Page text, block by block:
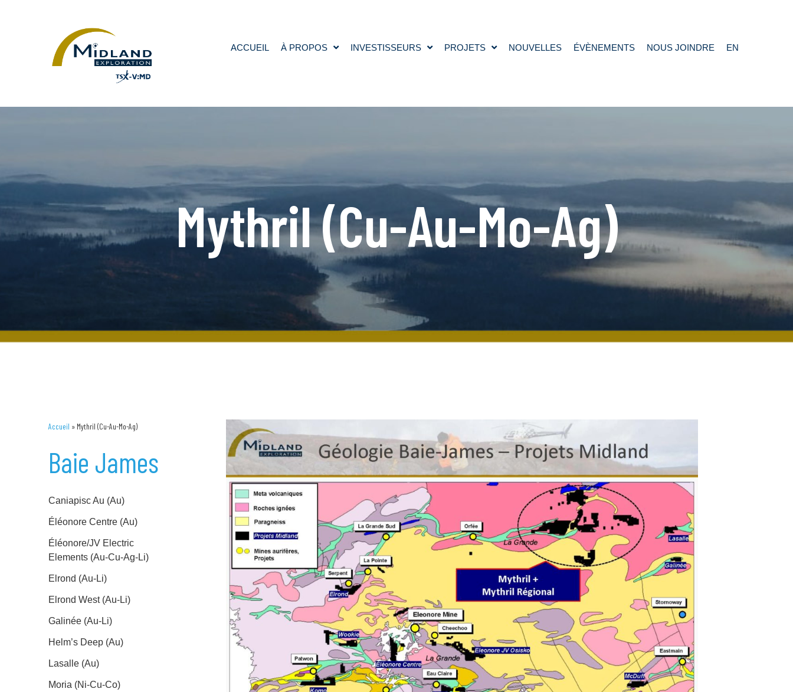
ACCUEIL À PROPOS INVESTISSEURS PROJETS NOUVELLES ÉVÈNEMENTS NOUS JOINDRE EN
Mythril (Cu-Au-Mo-Ag)
Accueil » Mythril (Cu-Au-Mo-Ag)
Baie James
Caniapisc Au (Au)
Éléonore Centre (Au)
Éléonore/JV Electric
Elements (Au-Cu-Ag-Li)
Elrond (Au-Li)
Elrond West (Au-Li)
Galinée (Au-Li)
Helm’s Deep (Au)
Lasalle (Au)
Moria (Ni-Cu-Co)